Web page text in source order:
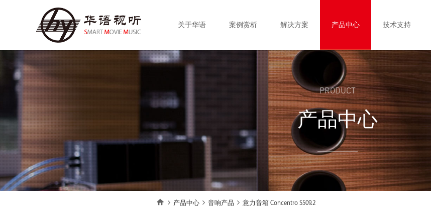
关于华语 案例赏析 解决方案 产品中心 技术支持
PRODUCT
产品中心
产品中心 音响产品 意力音箱 Concentro S509.2